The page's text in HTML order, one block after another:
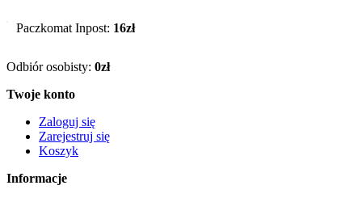
Paczkomat Inpost: 16zł
Odbiór osobisty: 0zł
Twoje konto
Zaloguj się
Zarejestruj się
Koszyk
Informacje